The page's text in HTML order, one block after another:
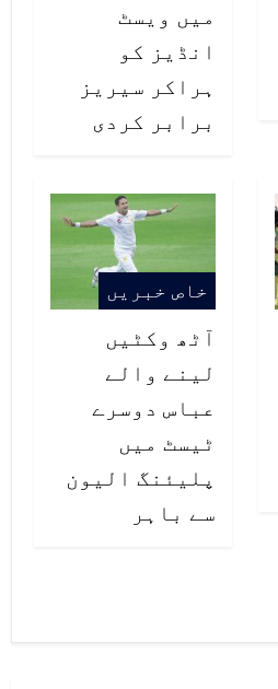
میں ویسٹ
انڈیز کو
ہراکر سیریز
برابر کردی
خاص خبریں
آٹھ وکٹیں
لینے والے
عباس دوسرے
ٹیسٹ میں
پلیئنگ الیون
سے باہر